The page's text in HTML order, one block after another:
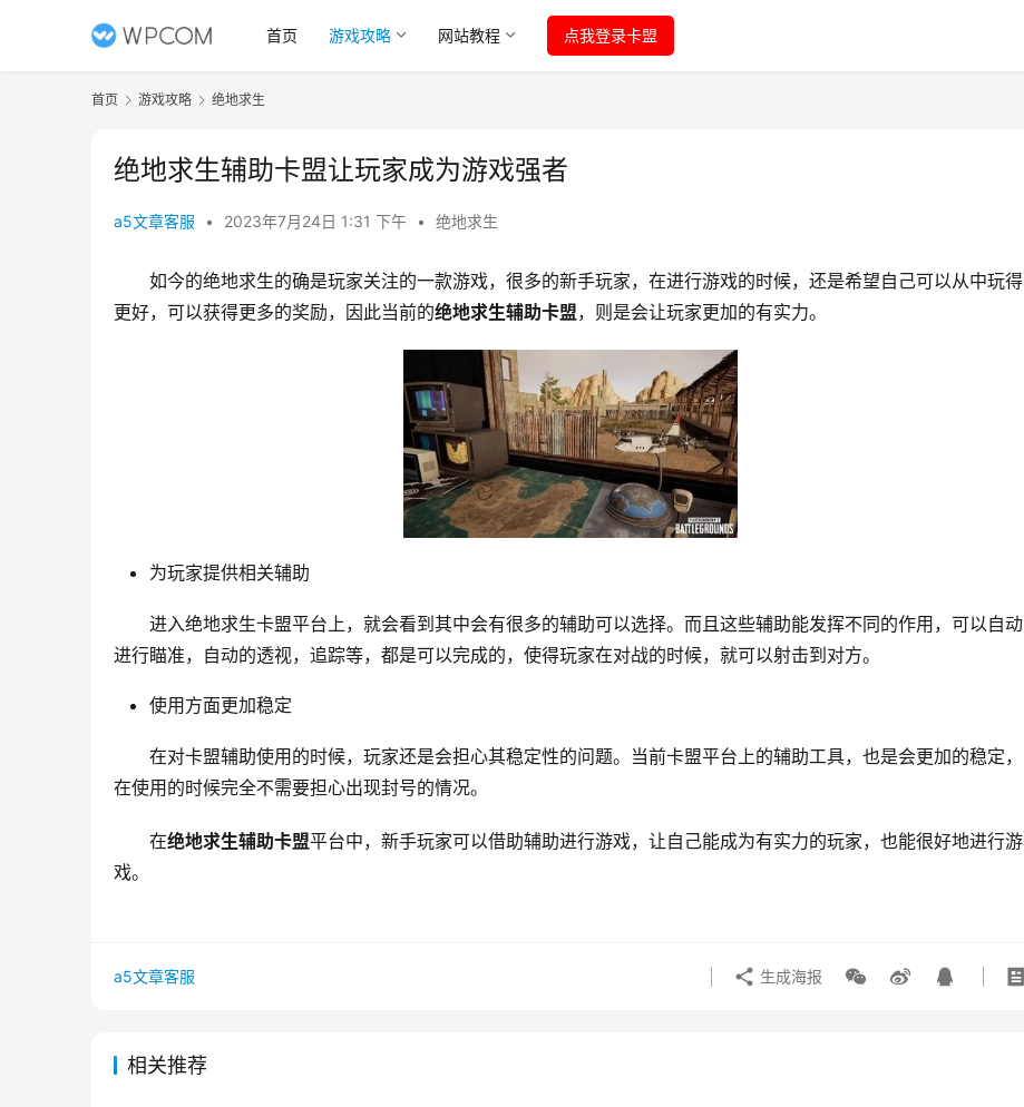
首页 游戏攻略 网站教程 点我登录卡盟
首页 游戏攻略 绝地求生
绝地求生辅助卡盟让玩家成为游戏强者
a5文章客服 • 2023年7月24日 1:31 下午 • 绝地求生
如今的绝地求生的确是玩家关注的一款游戏，很多的新手玩家，在进行游戏的时候，还是希望自己可以从中玩得
更好，可以获得更多的奖励，因此当前的绝地求生辅助卡盟，则是会让玩家更加的有实力。
为玩家提供相关辅助
进入绝地求生卡盟平台上，就会看到其中会有很多的辅助可以选择。而且这些辅助能发挥不同的作用，可以自动
进行瞄准，自动的透视，追踪等，都是可以完成的，使得玩家在对战的时候，就可以射击到对方。
使用方面更加稳定
在对卡盟辅助使用的时候，玩家还是会担心其稳定性的问题。当前卡盟平台上的辅助工具，也是会更加的稳定，
在使用的时候完全不需要担心出现封号的情况。
在绝地求生辅助卡盟平台中，新手玩家可以借助辅助进行游戏，让自己能成为有实力的玩家，也能很好地进行游
戏。
a5文章客服 生成海报
相关推荐